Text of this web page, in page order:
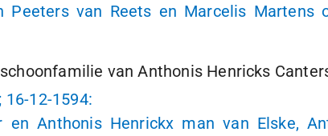
Peeters van Reets en Marcelis Martens
van Anthonis Henricks
16-12-1594:
Anthonis Henrickx man van Elske,